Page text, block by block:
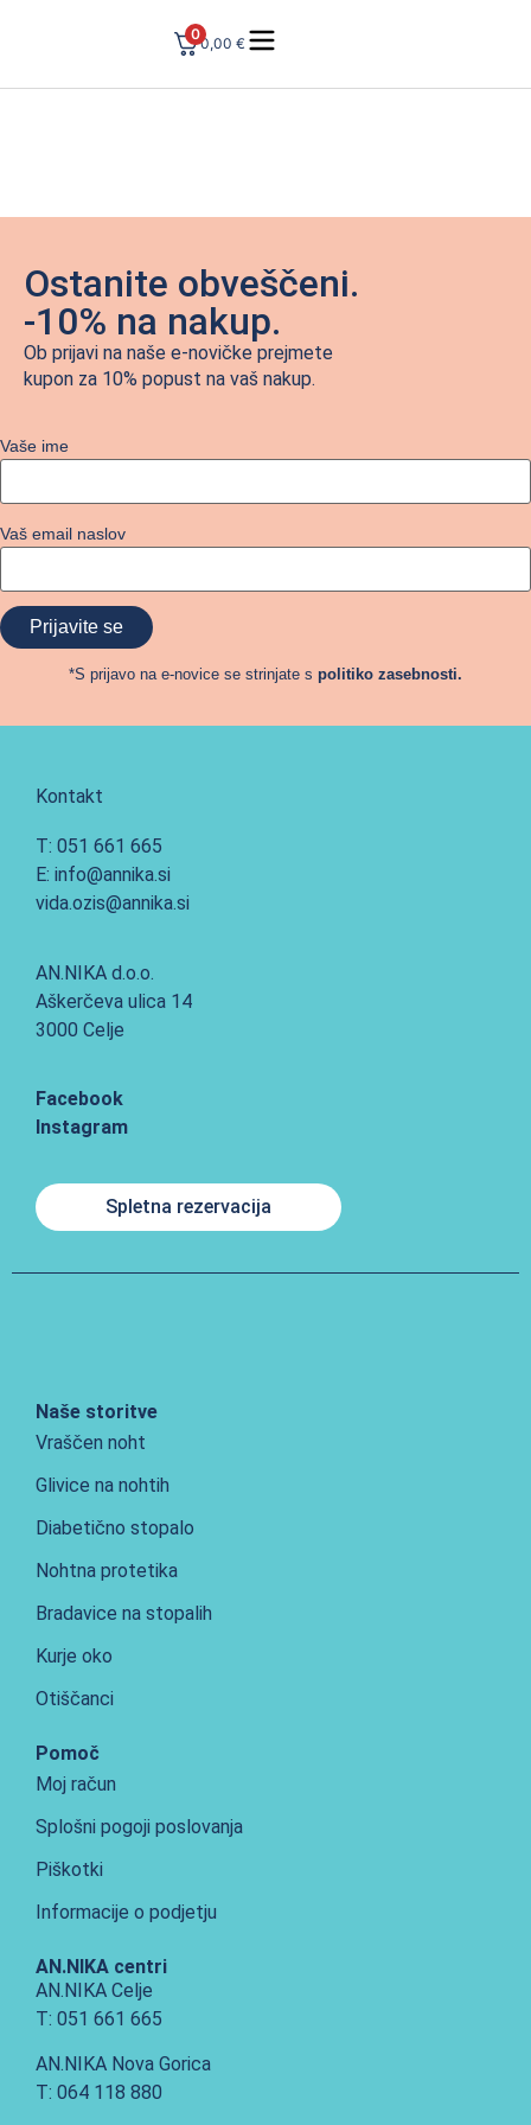
0
0,00 €
Ostanite obveščeni.
-10% na nakup.
Ob prijavi na naše e-novičke prejmete
kupon za 10% popust na vaš nakup.
Vaše ime
Vaš email naslov
*S prijavo na e-novice se strinjate s politiko zasebnosti.
Kontakt
T: 051 661 665
E: info@annika.si
vida.ozis@annika.si
AN.NIKA d.o.o.
Aškerčeva ulica 14
3000 Celje
Facebook
Instagram
Spletna rezervacija
Naše storitve
Vraščen noht
Glivice na nohtih
Diabetično stopalo
Nohtna protetika
Bradavice na stopalih
Kurje oko
Otiščanci
Pomoč
Moj račun
Splošni pogoji poslovanja
Piškotki
Informacije o podjetju
AN.NIKA centri
AN.NIKA Celje
T: 051 661 665
AN.NIKA Nova Gorica
T: 064 118 880